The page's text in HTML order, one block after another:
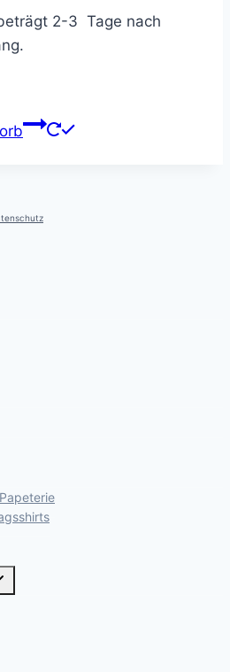
2-3 Tage nach